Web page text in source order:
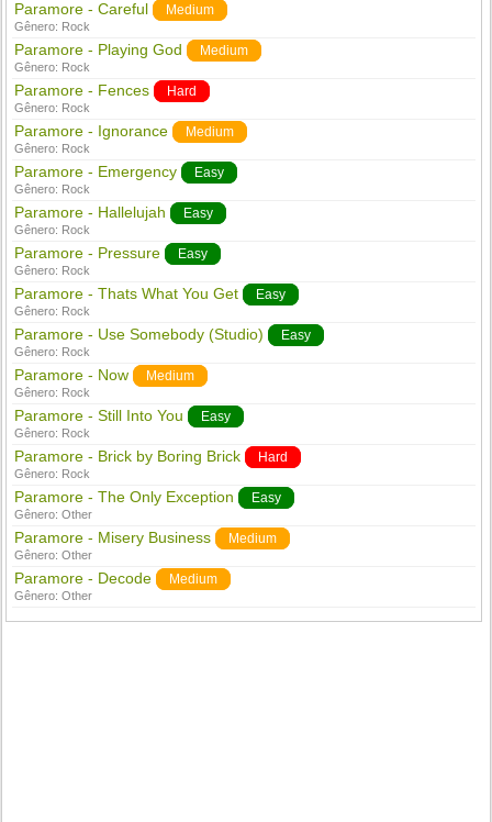
Paramore - Careful Medium
Gênero: Rock
Paramore - Playing God Medium
Gênero: Rock
Paramore - Fences Hard
Gênero: Rock
Paramore - Ignorance Medium
Gênero: Rock
Paramore - Emergency Easy
Gênero: Rock
Paramore - Hallelujah Easy
Gênero: Rock
Paramore - Pressure Easy
Gênero: Rock
Paramore - Thats What You Get Easy
Gênero: Rock
Paramore - Use Somebody (Studio) Easy
Gênero: Rock
Paramore - Now Medium
Gênero: Rock
Paramore - Still Into You Easy
Gênero: Rock
Paramore - Brick by Boring Brick Hard
Gênero: Rock
Paramore - The Only Exception Easy
Gênero:Other
Paramore - Misery Business Medium
Gênero:Other
Paramore - Decode Medium
Gênero:Other